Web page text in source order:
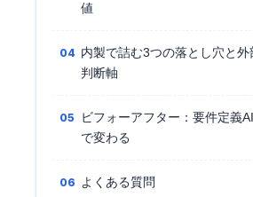
値
内製で詰む3つの落とし穴と外
判断軸
ビフォーアフター：要件定義
で変わる
よくある質問